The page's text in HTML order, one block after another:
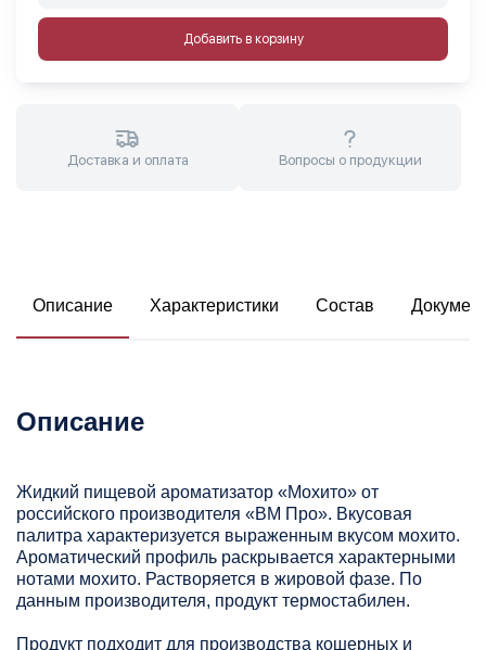
Добавить в корзину
Доставка и оплата Вопросы о продукции
Описание Характеристики Состав
Описание
Жидкий пищевой ароматизатор «Мохито» от
российского производителя «ВМ Про». Вкусовая
палитра характеризуется выраженным вкусом мохито.
Ароматический профиль раскрывается характерными
нотами мохито. Растворяется в жировой фазе. По
данным производителя, продукт термостабилен.
Продукт подходит для производства кошерных и